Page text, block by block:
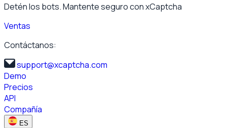
Detén los bots. Mantente seguro con xCaptcha
Ventas
Contáctanos:
support@xcaptcha.com
Demo
Precios
API
Compañía
ES